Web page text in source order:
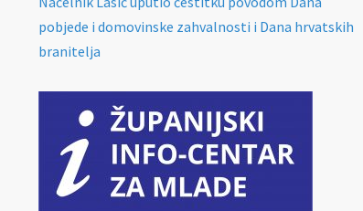
pobjede i domovinske zahvalnosti i Dana hrvatskih
branitelja